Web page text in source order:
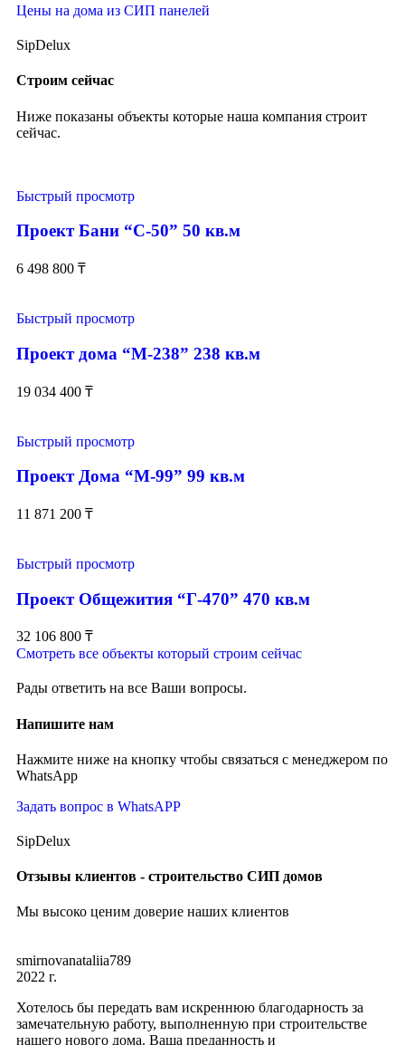
Цены на дома из СИП панелей
SipDelux
Строим сейчас
Ниже показаны объекты которые наша компания строит
сейчас.
Быстрый просмотр
Проект Бани “С-50” 50 кв.м
6 498 800 ₸
Быстрый просмотр
Проект дома “М-238” 238 кв.м
19 034 400 ₸
Быстрый просмотр
Проект Дома “М-99” 99 кв.м
11 871 200 ₸
Быстрый просмотр
Проект Общежития “Г-470” 470 кв.м
32 106 800 ₸
Смотреть все объекты который строим сейчас
Рады ответить на все Ваши вопросы.
Напишите нам
Нажмите ниже на кнопку чтобы связаться с менеджером по
WhatsApp
Задать вопрос в WhatsAPP
SipDelux
Отзывы клиентов - строительство СИП домов
Мы высоко ценим доверие наших клиентов
smirnovanataliia789
2022 г.
Хотелось бы передать вам искреннюю благодарность за
замечательную работу, выполненную при строительстве
нашего нового дома. Ваша преданность и